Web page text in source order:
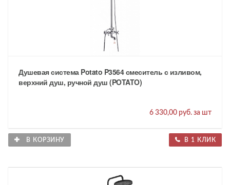
Душевая система Potato P3564 смеситель с изливом,
верхний душ, ручной душ (POTATO)
6 330,00 руб. за шт
В КОРЗИНУ В 1 КЛИК